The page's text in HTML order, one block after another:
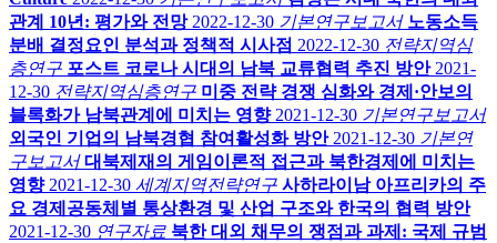
관계 10년: 평가와 전망 2022-12-30 기본연구보고서 노동소득
분배 결정요인 분석과 정책적 시사점 2022-12-30 전략지역심
층연구 포스트 코로나 시대의 남북 교류협력 추진 방안 2021-
12-30 전략지역심층연구 미중 전략 경쟁 심화와 경제·안보의
블록화가 남북관계에 미치는 영향 2021-12-30 기본연구보고서
외국인 기업의 남북경협 참여활성화 방안 2021-12-30 기본연
구보고서 대북제재의 게임이론적 접근과 북한경제에 미치는
영향 2021-12-30 세계지역전략연구 사하라이남 아프리카의 주
요 경제공동체별 통상환경 및 산업 구조와 한국의 협력 방안
2021-12-30 연구자료 북한 대외 채무의 쟁점과 과제: 국제 규범